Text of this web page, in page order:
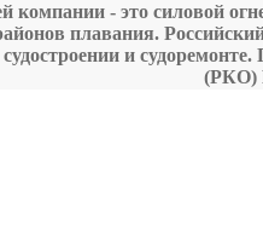
- это силовой
плавания.
и
(РКО)